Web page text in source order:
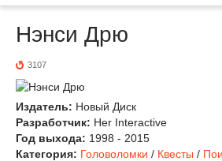
Нэнси Дрю
3107
Издатель: Новый Диск
Разработчик: Her Interactive
Год выхода: 1998 - 2015
Категория: Головоломки / Квесты /